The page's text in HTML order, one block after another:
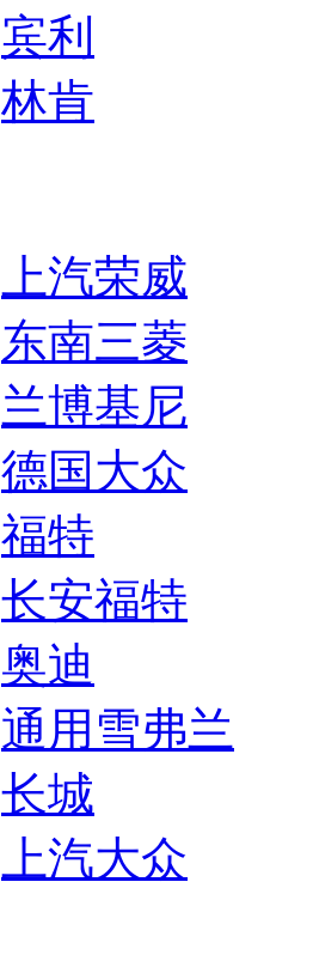
宾利
林肯
上汽荣威
东南三菱
兰博基尼
德国大众
福特
长安福特
奥迪
通用雪弗兰
长城
上汽大众